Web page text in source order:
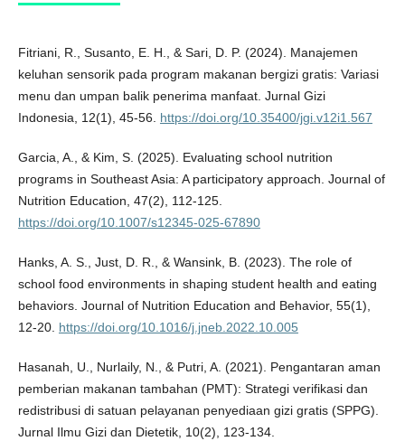
Fitriani, R., Susanto, E. H., & Sari, D. P. (2024). Manajemen
keluhan sensorik pada program makanan bergizi gratis: Variasi
menu dan umpan balik penerima manfaat. Jurnal Gizi
Indonesia, 12(1), 45-56. https://doi.org/10.35400/jgi.v12i1.567
Garcia, A., & Kim, S. (2025). Evaluating school nutrition
programs in Southeast Asia: A participatory approach. Journal of
Nutrition Education, 47(2), 112-125.
https://doi.org/10.1007/s12345-025-67890
Hanks, A. S., Just, D. R., & Wansink, B. (2023). The role of
school food environments in shaping student health and eating
behaviors. Journal of Nutrition Education and Behavior, 55(1),
12-20. https://doi.org/10.1016/j.jneb.2022.10.005
Hasanah, U., Nurlaily, N., & Putri, A. (2021). Pengantaran aman
pemberian makanan tambahan (PMT): Strategi verifikasi dan
redistribusi di satuan pelayanan penyediaan gizi gratis (SPPG).
Jurnal Ilmu Gizi dan Dietetik, 10(2), 123-134.